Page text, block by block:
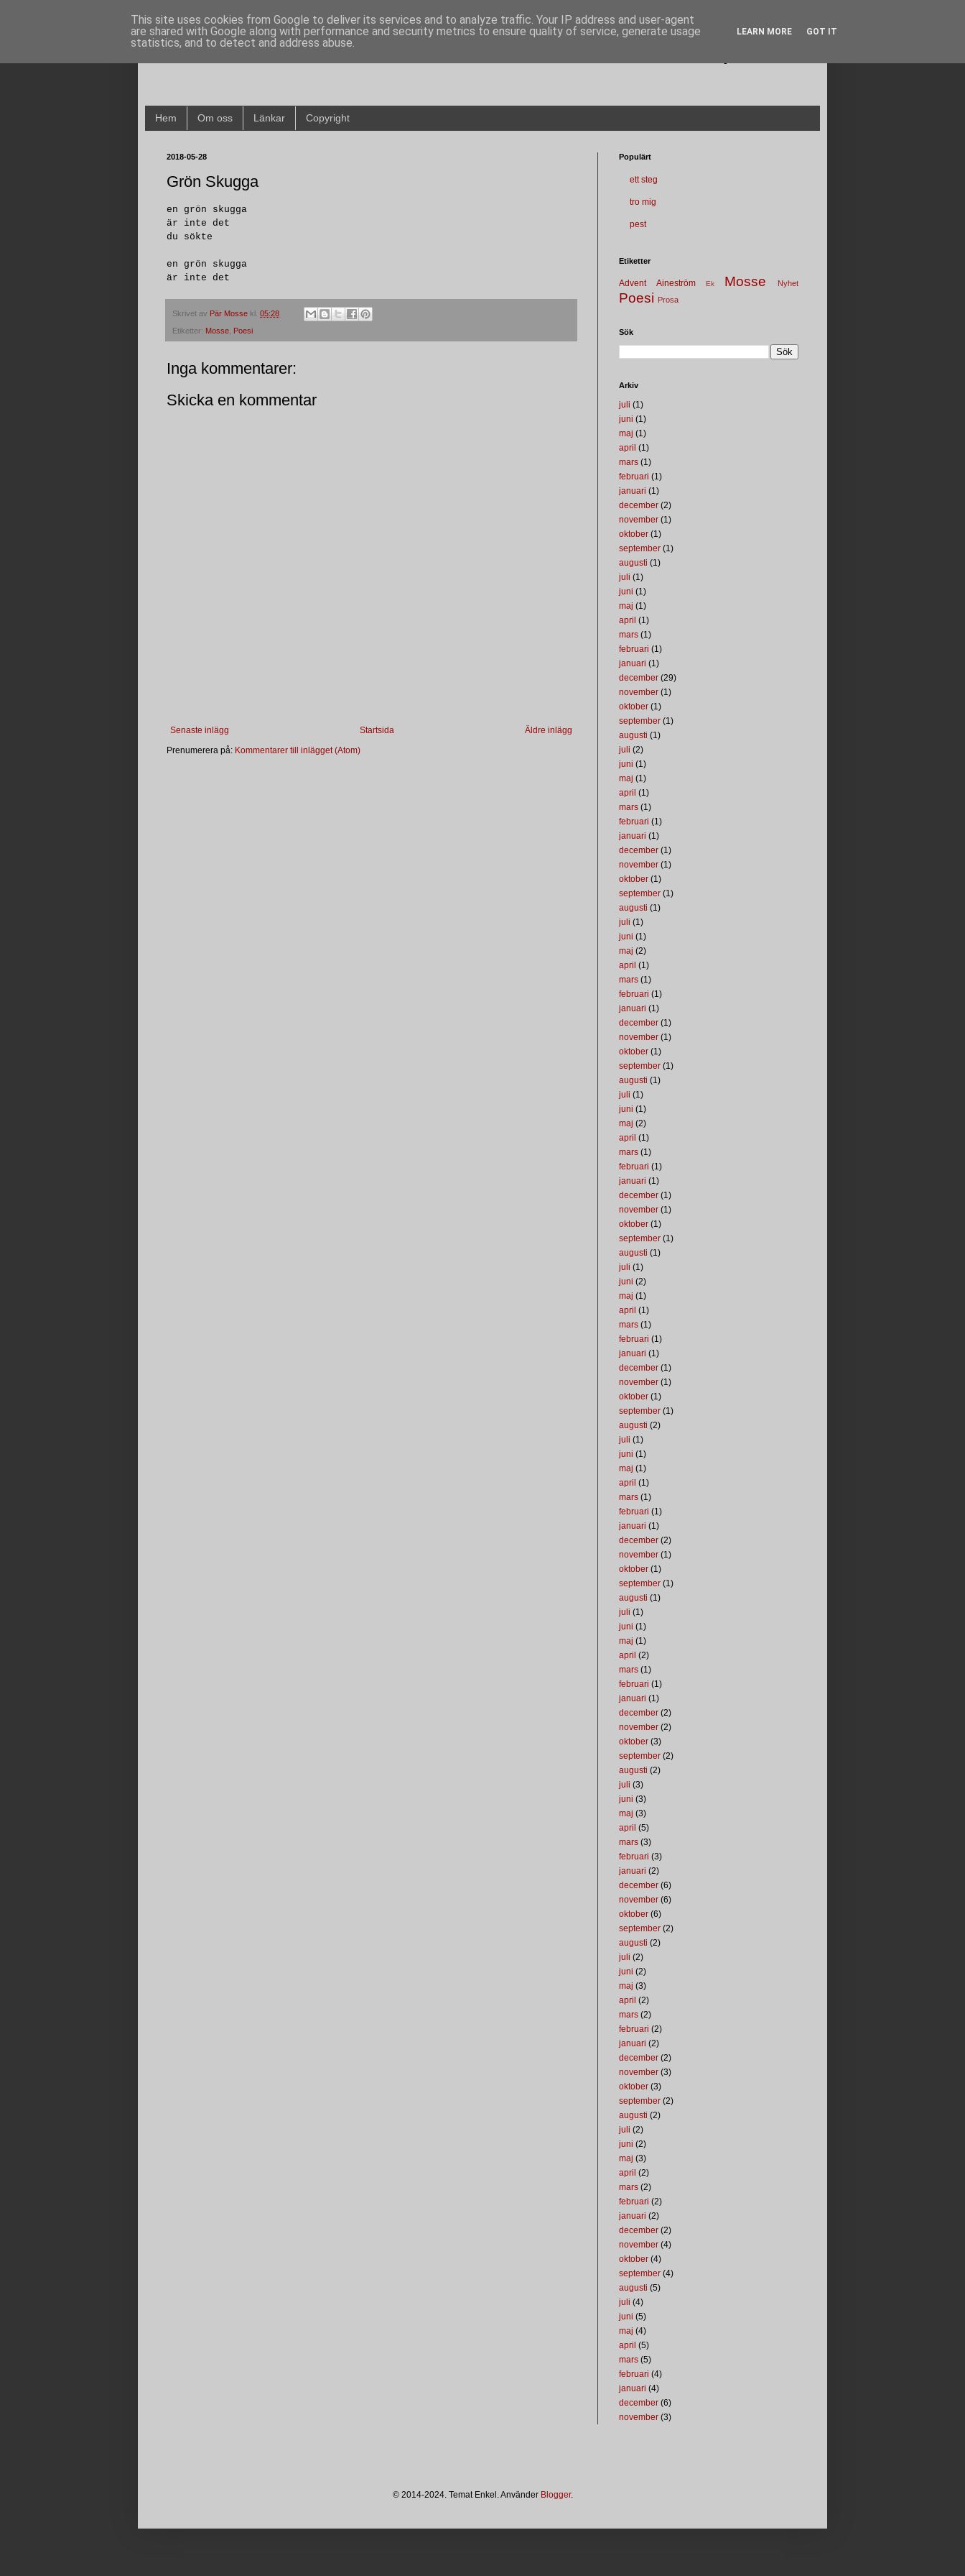
Hem Om oss Länkar Copyright
2018-05-28
Grön Skugga
en grön skugga
är inte det
du sökte
en grön skugga
är inte det
Skrivet av Pär Mosse kl. 05:28
Etiketter: Mosse Poesi
Inga kommentarer:
Skicka en kommentar
Senaste inlägg Äldre inlägg
Startsida
Prenumerera på: Kommentarer till inlägget (Atom)
Populärt
ett steg
tro mig
pest
Etiketter
Advent Aineström Ek Mosse Nyhet
Poesi Prosa
Sök
Arkiv
juli (1)
juni (1)
maj (1)
april (1)
mars (1)
februari (1)
januari (1)
december (2)
november (1)
oktober (1)
september (1)
augusti (1)
juli (1)
juni (1)
maj (1)
april (1)
mars (1)
februari (1)
januari (1)
december (29)
november (1)
oktober (1)
september (1)
augusti (1)
juli (2)
juni (1)
maj (1)
april (1)
mars (1)
februari (1)
januari (1)
december (1)
november (1)
oktober (1)
september (1)
augusti (1)
juli (1)
juni (1)
maj (2)
april (1)
mars (1)
februari (1)
januari (1)
december (1)
november (1)
oktober (1)
september (1)
augusti (1)
juli (1)
juni (1)
maj (2)
april (1)
mars (1)
februari (1)
januari (1)
december (1)
november (1)
oktober (1)
september (1)
augusti (1)
juli (1)
juni (2)
maj (1)
april (1)
mars (1)
februari (1)
januari (1)
december (1)
november (1)
oktober (1)
september (1)
augusti (2)
juli (1)
juni (1)
maj (1)
april (1)
mars (1)
februari (1)
januari (1)
december (2)
november (1)
oktober (1)
september (1)
augusti (1)
juli (1)
juni (1)
maj (1)
april (2)
mars (1)
februari (1)
januari (1)
december (2)
november (2)
oktober (3)
september (2)
augusti (2)
juli (3)
juni (3)
maj (3)
april (5)
mars (3)
februari (3)
januari (2)
december (6)
november (6)
oktober (6)
september (2)
augusti (2)
juli (2)
juni (2)
maj (3)
april (2)
mars (2)
februari (2)
januari (2)
december (2)
november (3)
oktober (3)
september (2)
augusti (2)
juli (2)
juni (2)
maj (3)
april (2)
mars (2)
februari (2)
januari (2)
december (2)
november (4)
oktober (4)
september (4)
augusti (5)
juli (4)
juni (5)
maj (4)
april (5)
mars (5)
februari (4)
januari (4)
december (6)
november (3)
© 2014-2024. Temat Enkel. Använder Blogger.
This site uses cookies from Google to deliver its services and to analyze traffic. Your IP address and user-agent
are shared with Google along with performance and security metrics to ensure quality of service, generate usage
statistics, and to detect and address abuse.
LEARN MORE GOT IT